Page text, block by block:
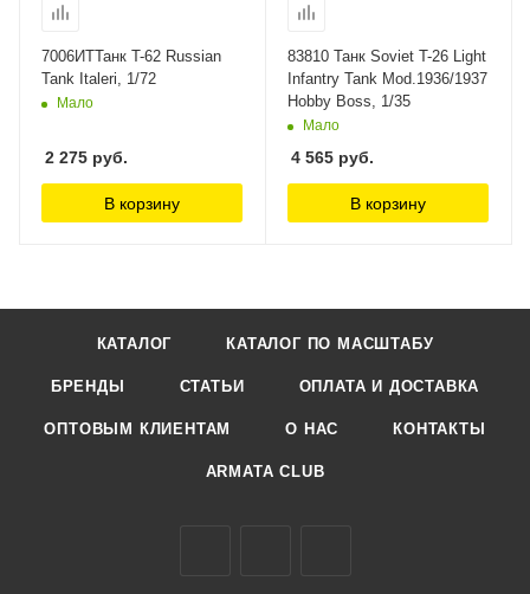
7006ИТТанк T-62 Russian
Tank Italeri, 1/72
Мало
2 275 руб.
В корзину
83810 Танк Soviet T-26 Light
Infantry Tank Mod.1936/1937
Hobby Boss, 1/35
Мало
4 565 руб.
В корзину
КАТАЛОГ КАТАЛОГ ПО МАСШТАБУ
БРЕНДЫ СТАТЬИ ОПЛАТА И ДОСТАВКА
ОПТОВЫМ КЛИЕНТАМ О НАС КОНТАКТЫ
ARMATA CLUB